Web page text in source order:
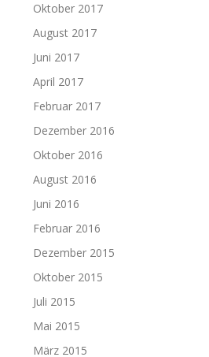
Oktober 2017
August 2017
Juni 2017
April 2017
Februar 2017
Dezember 2016
Oktober 2016
August 2016
Juni 2016
Februar 2016
Dezember 2015
Oktober 2015
Juli 2015
Mai 2015
März 2015